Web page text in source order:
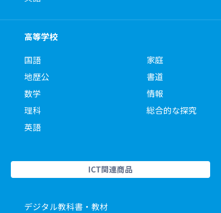
高等学校
国語
地歴公
数学
理科
英語
家庭
書道
情報
総合的な探究
ICT関連商品
デジタル教科書・教材